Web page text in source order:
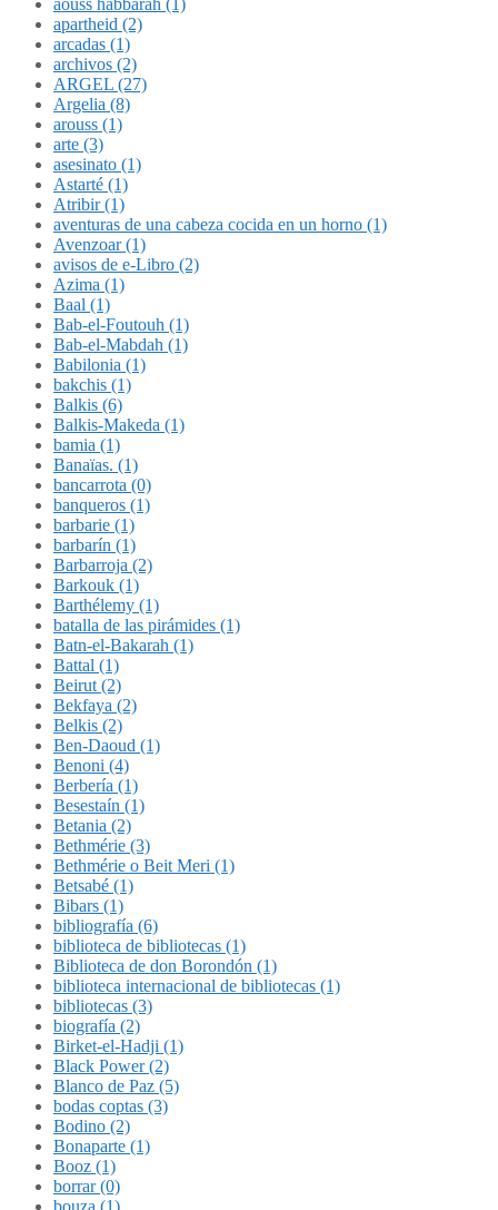
aouss habbarah (1)
apartheid (2)
arcadas (1)
archivos (2)
ARGEL (27)
Argelia (8)
arouss (1)
arte (3)
asesinato (1)
Astarté (1)
Atribir (1)
aventuras de una cabeza cocida en un horno (1)
Avenzoar (1)
avisos de e-Libro (2)
Azima (1)
Baal (1)
Bab-el-Foutouh (1)
Bab-el-Mabdah (1)
Babilonia (1)
bakchis (1)
Balkis (6)
Balkis-Makeda (1)
bamia (1)
Banaïas. (1)
bancarrota (0)
banqueros (1)
barbarie (1)
barbarín (1)
Barbarroja (2)
Barkouk (1)
Barthélemy (1)
batalla de las pirámides (1)
Batn-el-Bakarah (1)
Battal (1)
Beirut (2)
Bekfaya (2)
Belkis (2)
Ben-Daoud (1)
Benoni (4)
Berbería (1)
Besestaín (1)
Betania (2)
Bethmérie (3)
Bethmérie o Beit Meri (1)
Betsabé (1)
Bibars (1)
bibliografía (6)
biblioteca de bibliotecas (1)
Biblioteca de don Borondón (1)
biblioteca internacional de bibliotecas (1)
bibliotecas (3)
biografía (2)
Birket-el-Hadji (1)
Black Power (2)
Blanco de Paz (5)
bodas coptas (3)
Bodino (2)
Bonaparte (1)
Booz (1)
borrar (0)
bouza (1)